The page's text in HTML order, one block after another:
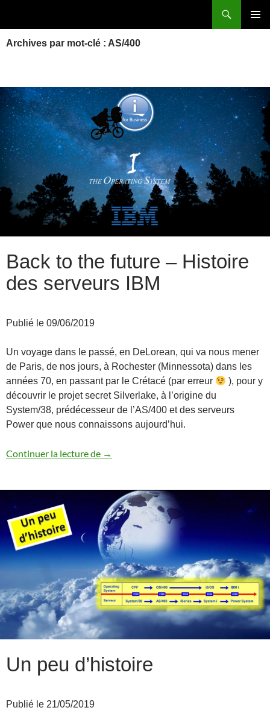
Archives par mot-clé : AS/400
Back to the future – Histoire
des serveurs IBM
Publié le 09/06/2019
Un voyage dans le passé, en DeLorean, qui va nous mener
de Paris, de nos jours, à Rochester (Minnessota) dans les
années 70, en passant par le Crétacé (par erreur
), pour y
découvrir le projet secret Silverlake, à l’origine du
System/38, prédécesseur de l’AS/400 et des serveurs
Power que nous connaissons aujourd’hui.
Continuer la lecture de Back to the future – Histoire des
→
Un peu d’histoire
Publié le 21/05/2019